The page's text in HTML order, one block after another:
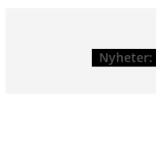
Nyheter: